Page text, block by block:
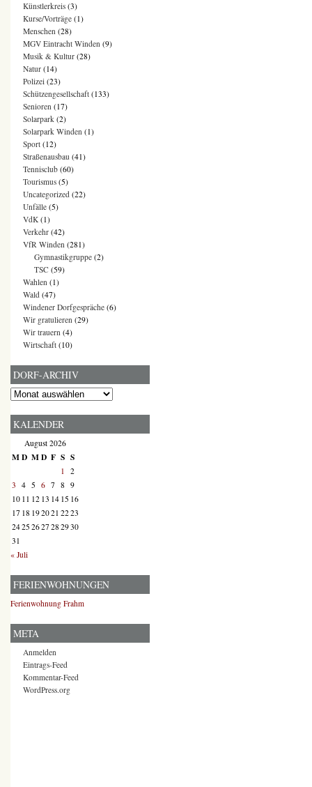
Künstlerkreis (3)
Kurse/Vorträge (1)
Menschen (28)
MGV Eintracht Winden (9)
Musik & Kultur (28)
Natur (14)
Polizei (23)
Schützengesellschaft (133)
Senioren (17)
Solarpark (2)
Solarpark Winden (1)
Sport (12)
Straßenausbau (41)
Tennisclub (60)
Tourismus (5)
Uncategorized (22)
Unfälle (5)
VdK (1)
Verkehr (42)
VfR Winden (281)
Gymnastikgruppe (2)
TSC (59)
Wahlen (1)
Wald (47)
Windener Dorfgespräche (6)
Wir gratulieren (29)
Wir trauern (4)
Wirtschaft (10)
DORF-ARCHIV
Dorf-
KALENDER
August 2026
MD MD F S S
1 2
3 4 5 6 7 8 9
10 11 12 13 14 15 16
17 18 192021 2223
2425 2627 28 2930
31
« Juli
FERIENWOHNUNGEN
Ferienwohnung Frahm
META
Anmelden
Eintrags-Feed
Kommentar-Feed
WordPress.org